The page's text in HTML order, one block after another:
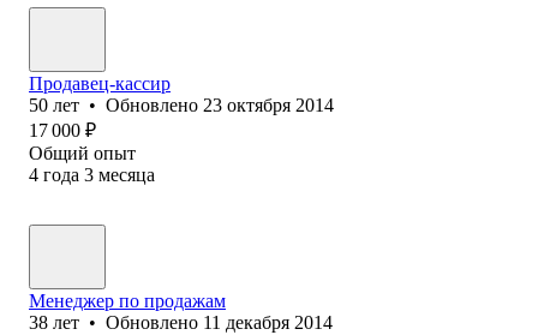
Продавец-кассир
50 лет • Обновлено 23 октября 2014
17 000 ₽
Общий опыт
4 года 3 месяца
Менеджер по продажам
38 лет • Обновлено 11 декабря 2014